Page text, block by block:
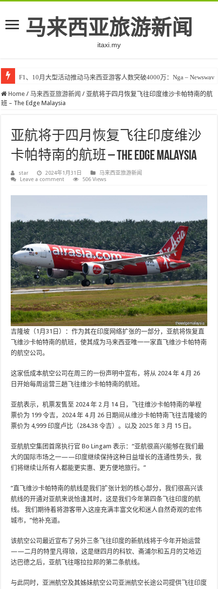
马来西亚旅游新闻
itaxi.my
F1、10月大型活动推动马来西亚游客人数突破4000万：Nga – Newswav
Home / 马来西亚旅游新闻 / 亚航将于四月恢复飞往印度维沙卡帕特南的航
班 – The Edge Malaysia
亚航将于四月恢复飞往印度维沙
卡帕特南的航班 – The Edge Malaysia
star 2024年1月31日
马来西亚旅游新闻
Leave a comment
506 Views
吉隆坡（1月31日）：作为其在印度网络扩张的一部分，亚航将恢复直
飞维沙卡帕特南的航班，使其成为马来西亚唯一一家直飞维沙卡帕特南
的航空公司。
这家低成本航空公司在周三的一份声明中宣布，将从 2024 年 4 月 26
日开始每周运营三趟飞往维沙卡帕特南的航班。
亚航表示，机票发售至 2024 年 2 月 14 日，飞往维沙卡帕特南的单程
票价为 199 令吉，2024 年 4 月 26 日期间从维沙卡帕特南飞往吉隆坡的
票价为 4,999 印度卢比（284.38 令吉）。以及 2025 年 3 月 15 日。
亚航航空集团首席执行官 Bo Lingam 表示：“亚航很高兴能够在我们最
大的国际市场之一——印度继续保持这种日益增长的连通性势头，我
们将继续让所有人都能更实惠、更方便地旅行。”
“直飞维沙卡帕特南的航线是我们扩张计划的核心部分，我们很高兴该
航线的开通对亚航来说恰逢其时，这是我们今年第四条飞往印度的航
线。 我们期待着将游客带入这座充满丰富文化和迷人自然奇观的宏伟
城市，”他补充道。
该航空公司最近宣布了另外三条飞往印度的新航线将于今年开始运营
——二月的特里凡得琅，这是继四月的科钦、斋浦尔和五月的艾哈迈
达巴德之后，亚航飞往喀拉拉邦的第二条航线。
与此同时，亚洲航空及其姊妹航空公司亚洲航空长途公司提供飞往印度